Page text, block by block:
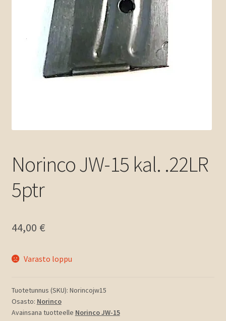
Norinco JW-15 kal. .22LR
5ptr
44,00 €
Varasto loppu
Tuotetunnus (SKU): Norincojw15
Osasto: Norinco
Avainsana tuotteelle Norinco JW-15